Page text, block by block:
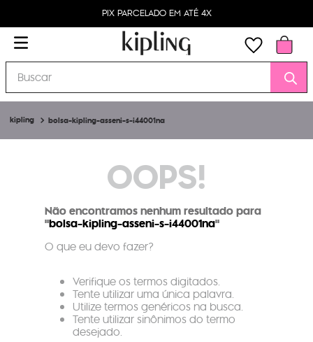
PIX PARCELADO EM ATÉ 4X
Buscar
bolsa-kipling-asseni-s-i44001na
OOPS!
Não encontramos nenhum resultado para
"bolsa-kipling-asseni-s-i44001na"
O que eu devo fazer?
Verifique os termos digitados.
Tente utilizar uma única palavra.
Utilize termos genéricos na busca.
Tente utilizar sinônimos do termo
desejado.